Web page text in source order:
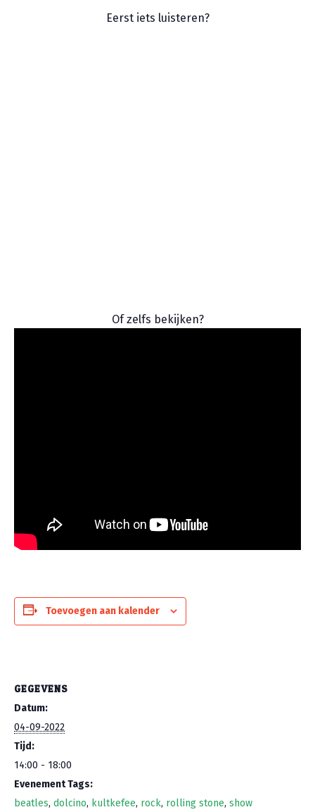
Eerst iets luisteren?
Of zelfs bekijken?
Toevoegen aan kalender
GEGEVENS
Datum:
04-09-2022
Tijd:
14:00 - 18:00
Evenement Tags:
beatles, dolcino, kultkefee, rock, rolling stone, show